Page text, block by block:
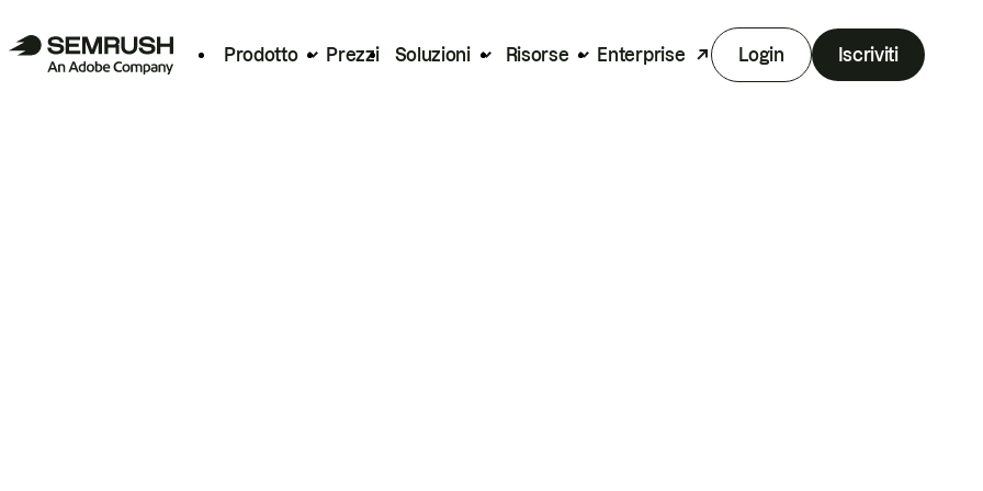
Prodotto Prezzi Soluzioni Risorse Enterprise Login Iscriviti